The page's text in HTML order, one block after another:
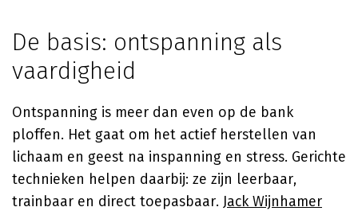
De basis: ontspanning als
vaardigheid
Ontspanning is meer dan even op de bank
ploffen. Het gaat om het actief herstellen van
lichaam en geest na inspanning en stress. Gerichte
technieken helpen daarbij: ze zijn leerbaar,
trainbaar en direct toepasbaar. Jack Wijnhamer